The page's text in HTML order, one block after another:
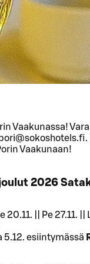
Vaakunassa!
Vaakunaan!
2026
20.11. || Pe 27.11.
5.12. esiintymässä